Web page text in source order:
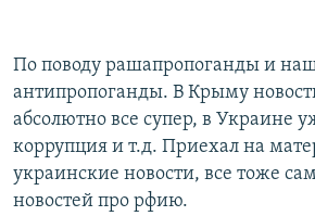
По поводу рашапропоганды и
антипропоганды. В Крыму
абсолютно все супер, в Украине
коррупция и т.д. Приехал на
украинские новости, все тоже
новостей про рфию.